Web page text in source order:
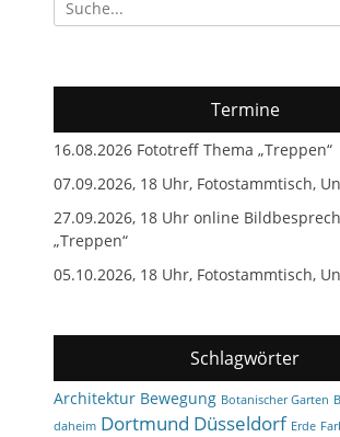
nach:
Termine
16.08.2026 Fototreff Thema „Treppen“
07.09.2026, 18 Uhr, Fotostammtisch,
27.09.2026, 18 Uhr online
„Treppen“
05.10.2026, 18 Uhr, Fotostammtisch,
Schlagwörter
Architektur Bewegung Botanischer Garten
daheim Dortmund Düsseldorf Erde